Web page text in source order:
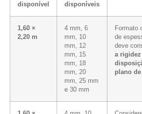
disponível
disponíveis
1,60 ×
2,20 m
4 mm, 6
mm, 10
mm, 12
mm, 15
mm, 18
mm, 20
mm, 25 mm
e 30 mm
Formato
de
deve
a rigidez
plano